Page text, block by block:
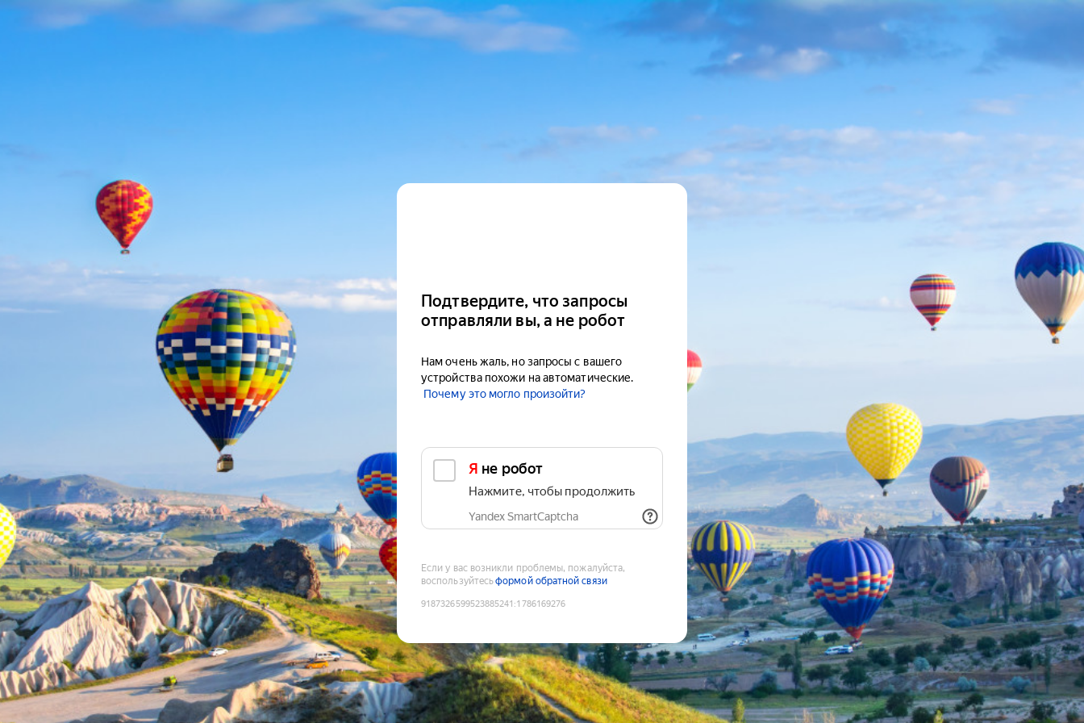
Подтвердите, что запросы
отправляли вы, а не робот
Нам очень жаль, но запросы с вашего
устройства похожи на автоматические.
Почему это могло произойти?
Я не робот
Нажмите, чтобы продолжить
Yandex SmartCaptcha
Если у вас возникли проблемы, пожалуйста,
воспользуйтесьформой обратной связи
9187326599523885241 :1786169276